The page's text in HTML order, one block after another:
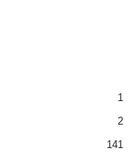
1
2
141